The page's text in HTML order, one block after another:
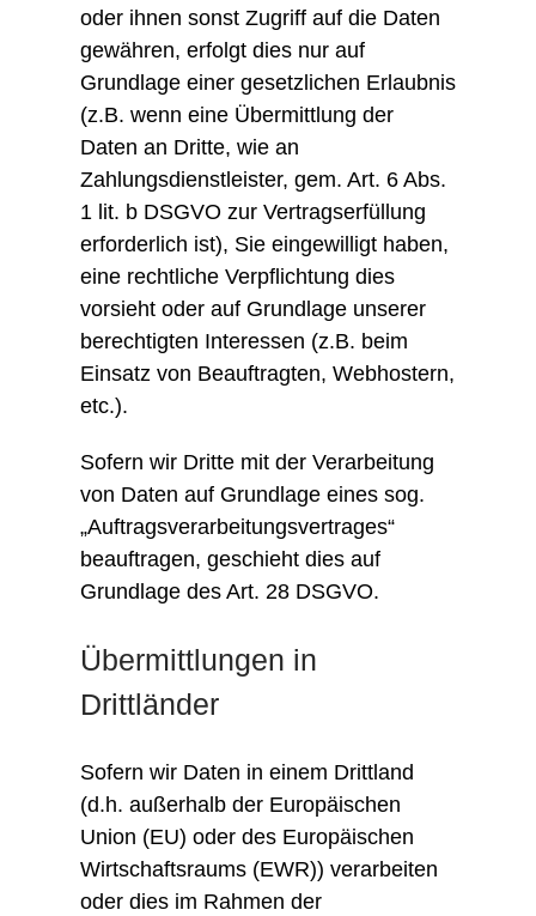
oder ihnen sonst Zugriff auf die Daten
gewähren, erfolgt dies nur auf
Grundlage einer gesetzlichen Erlaubnis
(z.B. wenn eine Übermittlung der
Daten an Dritte, wie an
Zahlungsdienstleister, gem. Art. 6 Abs.
1 lit. b DSGVO zur Vertragserfüllung
erforderlich ist), Sie eingewilligt haben,
eine rechtliche Verpflichtung dies
vorsieht oder auf Grundlage unserer
berechtigten Interessen (z.B. beim
Einsatz von Beauftragten, Webhostern,
etc.).
Sofern wir Dritte mit der Verarbeitung
von Daten auf Grundlage eines sog.
„Auftragsverarbeitungsvertrages“
beauftragen, geschieht dies auf
Grundlage des Art. 28 DSGVO.
Übermittlungen in
Drittländer
Sofern wir Daten in einem Drittland
(d.h. außerhalb der Europäischen
Union (EU) oder des Europäischen
Wirtschaftsraums (EWR)) verarbeiten
oder dies im Rahmen der